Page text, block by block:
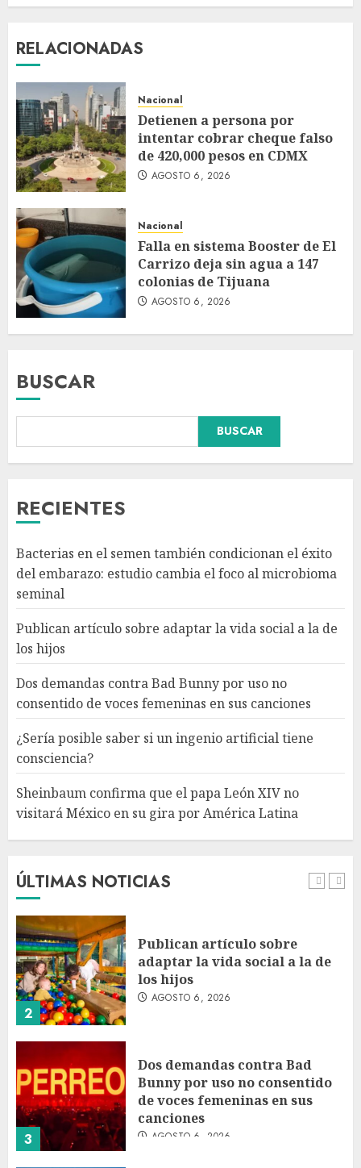
RELACIONADAS
Nacional
Detienen a persona por
intentar cobrar cheque falso
de 420,000 pesos en CDMX
AGOSTO 6, 2026
Nacional
Falla en sistema Booster de El
Carrizo deja sin agua a 147
colonias de Tijuana
AGOSTO 6, 2026
BUSCAR
BUSCAR
RECIENTES
Bacterias en el semen también condicionan el éxito
del embarazo: estudio cambia el foco al microbioma
seminal
Publican artículo sobre adaptar la vida social a la de
los hijos
Dos demandas contra Bad Bunny por uso no
consentido de voces femeninas en sus canciones
¿Sería posible saber si un ingenio artificial tiene
consciencia?
Sheinbaum confirma que el papa León XIV no
visitará México en su gira por América Latina
ÚLTIMAS NOTICIAS
3
Dos demandas contra Bad
4
¿Sería posible saber si un
ingenio artificial tiene
AGOSTO 6, 2026
5
Sheinbaum confirma que el
papa León XIV no visitará
México en su gira por América
Latina
1
Bacterias en el semen también
AGOSTO 6, 2026
2
Publican artículo sobre
adaptar la vida social a la de
los hijos
AGOSTO 6, 2026
3
Dos demandas contra Bad
Bunny por uso no consentido
de voces femeninas en sus
canciones
AGOSTO 6, 2026